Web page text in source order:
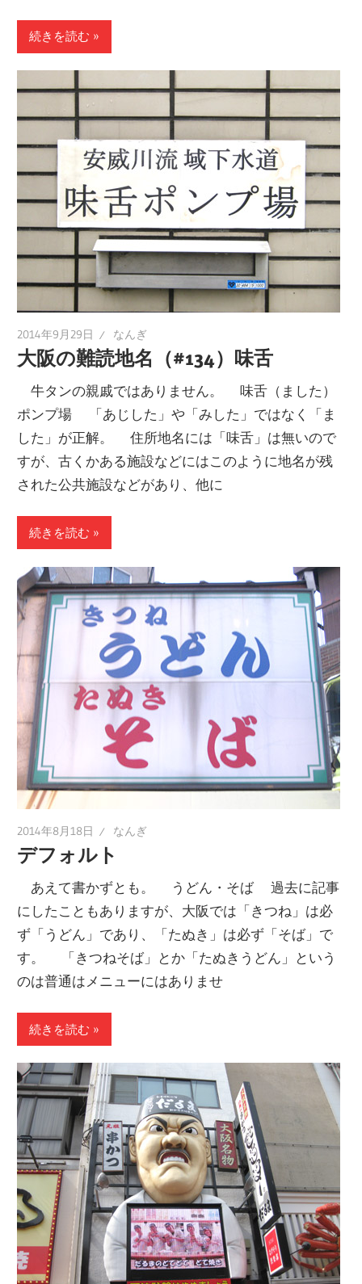
続きを読む
2014年9月29日 なんぎ
大阪の難読地名（#134）味舌
牛タンの親戚ではありません。 味舌（ました）
ポンプ場 「あじした」や「みした」ではなく「ま
した」が正解。 住所地名には「味舌」は無いので
すが、古くかある施設などにはこのように地名が残
された公共施設などがあり、他に
続きを読む
2014年8月18日 なんぎ
デフォルト
あえて書かずとも。 うどん・そば 過去に記事
にしたこともありますが、大阪では「きつね」は必
ず「うどん」であり、「たぬき」は必ず「そば」で
す。 「きつねそば」とか「たぬきうどん」という
のは普通はメニューにはありませ
続きを読む